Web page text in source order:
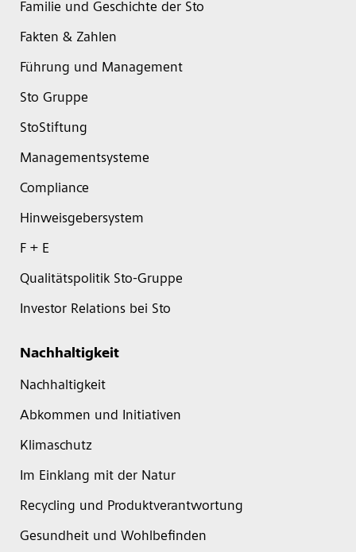
Familie und Geschichte der Sto
Fakten & Zahlen
Führung und Management
Sto Gruppe
StoStiftung
Managementsysteme
Compliance
Hinweisgebersystem
F + E
Qualitätspolitik Sto-Gruppe
Investor Relations bei Sto
Nachhaltigkeit
Nachhaltigkeit
Abkommen und Initiativen
Klimaschutz
Im Einklang mit der Natur
Recycling und Produktverantwortung
Gesundheit und Wohlbefinden